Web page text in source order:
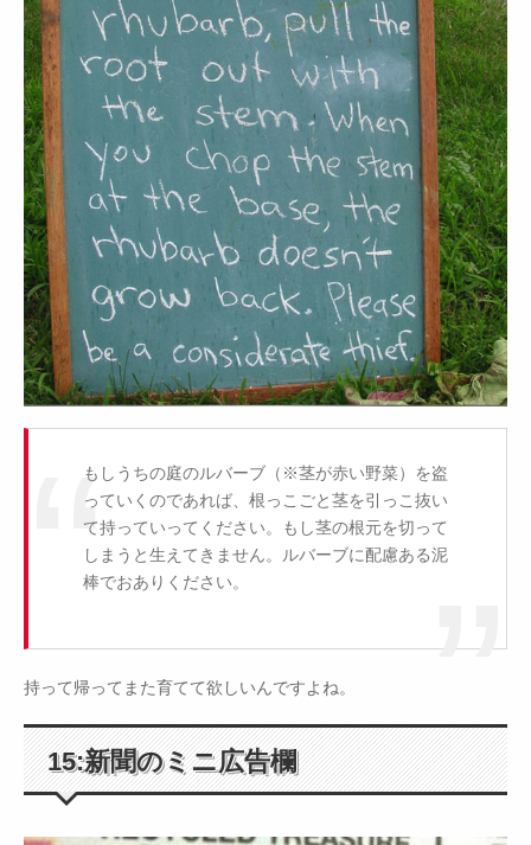
もしうちの庭のルバーブ（※茎が赤い野菜）を盗
っていくのであれば、根っこごと茎を引っこ抜い
て持っていってください。もし茎の根元を切って
しまうと生えてきません。ルバーブに配慮ある泥
棒でおありください。
持って帰ってまた育てて欲しいんですよね。
15:新聞のミニ広告欄